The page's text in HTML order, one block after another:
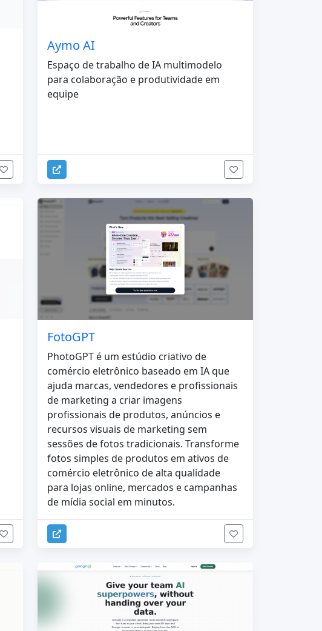
Aymo AI
Espaço de trabalho de IA multimodelo
para colaboração e produtividade em
equipe
FotoGPT
PhotoGPT é um estúdio criativo de
comércio eletrônico baseado em IA que
ajuda marcas, vendedores e profissionais
de marketing a criar imagens
profissionais de produtos, anúncios e
recursos visuais de marketing sem
sessões de fotos tradicionais. Transforme
fotos simples de produtos em ativos de
comércio eletrônico de alta qualidade
para lojas online, mercados e campanhas
de mídia social em minutos.